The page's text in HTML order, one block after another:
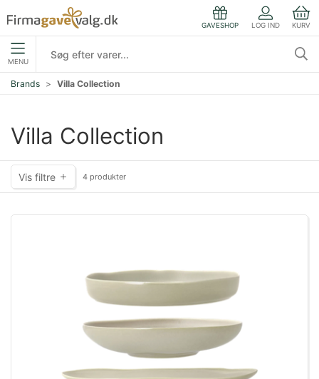
GAVESHOP LOG IND KURV
MENU
Brands Villa Collection
Villa Collection
Vis filtre 4 produkter